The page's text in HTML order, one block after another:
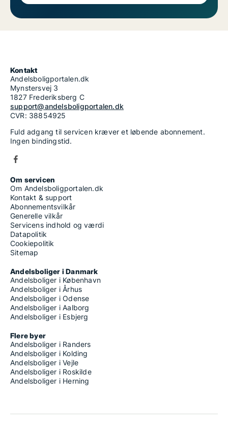
Kontakt
Andelsboligportalen.dk
Mynstersvej 3
1827 Frederiksberg C
support@andelsboligportalen.dk
CVR: 38854925
Fuld adgang til servicen kræver et løbende abonnement.
Ingen bindingstid.
Om servicen
Om Andelsboligportalen.dk
Kontakt & support
Abonnementsvilkår
Generelle vilkår
Servicens indhold og værdi
Datapolitik
Cookiepolitik
Sitemap
Andelsboliger i Danmark
Andelsboliger i København
Andelsboliger i Århus
Andelsboliger i Odense
Andelsboliger i Aalborg
Andelsboliger i Esbjerg
Flere byer
Andelsboliger i Randers
Andelsboliger i Kolding
Andelsboliger i Vejle
Andelsboliger i Roskilde
Andelsboliger i Herning